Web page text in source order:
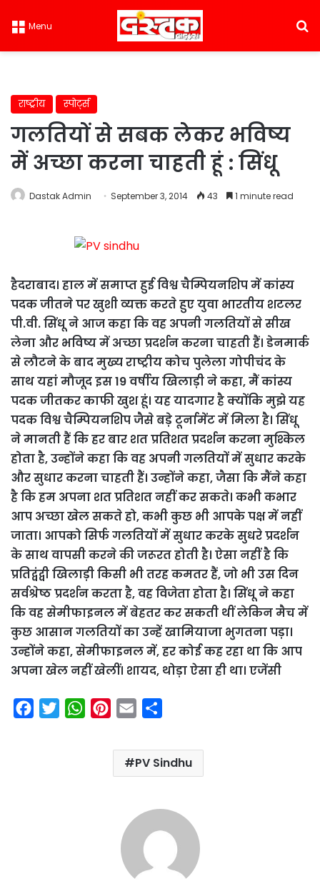
Menu
राष्ट्रीय स्पोर्ट्स
गलतियों से सबक लेकर भविष्य
में अच्छा करना चाहती हूं : सिंधू
Dastak Admin September 3, 2014 43 1 minute read
हैदराबाद। हाल में समाप्त हुई विश्व चैम्पियनशिप में कांस्य
पदक जीतने पर खुशी व्यक्त करते हुए युवा भारतीय शटलर
पी.वी. सिंधू ने आज कहा कि वह अपनी गलतियों से सीख
लेना और भविष्य में अच्छा प्रदर्शन करना चाहती हैं। डेनमार्क
से लौटने के बाद मुख्य राष्ट्रीय कोच पुलेला गोपीचंद के
साथ यहां मौजूद इस 19 वर्षीय खिलाड़ी ने कहा, मैं कांस्य
पदक जीतकर काफी खुश हूं। यह यादगार है क्योंकि मुझे यह
पदक विश्व चैम्पियनशिप जैसे बड़े टूर्नामेंट में मिला है। सिंधू
ने मानती हैं कि हर बार शत प्रतिशत प्रदर्शन करना मुश्किल
होता है, उन्होंने कहा कि वह अपनी गलतियों में सुधार करके
और सुधार करना चाहती हैं। उन्होंने कहा, जैसा कि मैंने कहा
है कि हम अपना शत प्रतिशत नहीं कर सकते। कभी कभार
आप अच्छा खेल सकते हो, कभी कुछ भी आपके पक्ष में नहीं
जाता। आपको सिर्फ गलतियों में सुधार करके सुधरे प्रदर्शन
के साथ वापसी करने की जरूरत होती है। ऐसा नहीं है कि
प्रतिद्वंद्वी खिलाड़ी किसी भी तरह कमतर हैं, जो भी उस दिन
सर्वश्रेष्ठ प्रदर्शन करता है, वह विजेता होता है। सिंधू ने कहा
कि वह सेमीफाइनल में बेहतर कर सकती थीं लेकिन मैच में
कुछ आसान गलतियों का उन्हें खामियाजा भुगतना पड़ा।
उन्होंने कहा, सेमीफाइनल में, हर कोई कह रहा था कि आप
अपना खेल नहीं खेलीं। शायद, थोड़ा ऐसा ही था। एजेंसी
W
n
a
i
a
r
PV Sindhu